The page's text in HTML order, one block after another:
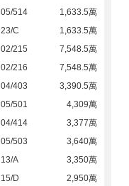
05/514
1,633.5萬
23/C
1,633.5萬
02/215
7,548.5萬
02/216
7,548.5萬
04/403
3,390.5萬
05/501
4,309萬
04/414
3,377萬
05/503
3,640萬
13/A
3,350萬
15/D
2,950萬